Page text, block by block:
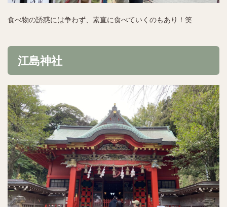
食べ物の誘惑には争わず、素直に食べていくのもあり！笑
江島神社